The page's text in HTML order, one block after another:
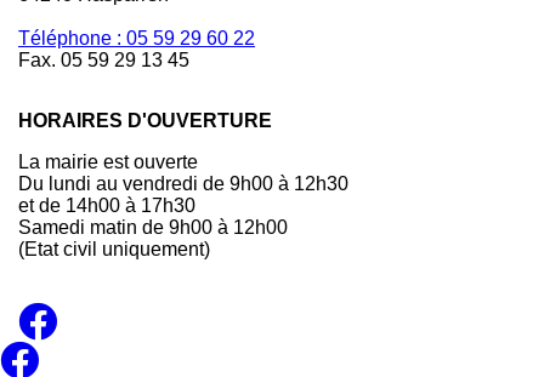
Téléphone : 05 59 29 60 22
Fax. 05 59 29 13 45
HORAIRES D'OUVERTURE
La mairie est ouverte
Du lundi au vendredi de 9h00 à 12h30
et de 14h00 à 17h30
Samedi matin de 9h00 à 12h00
(Etat civil uniquement)